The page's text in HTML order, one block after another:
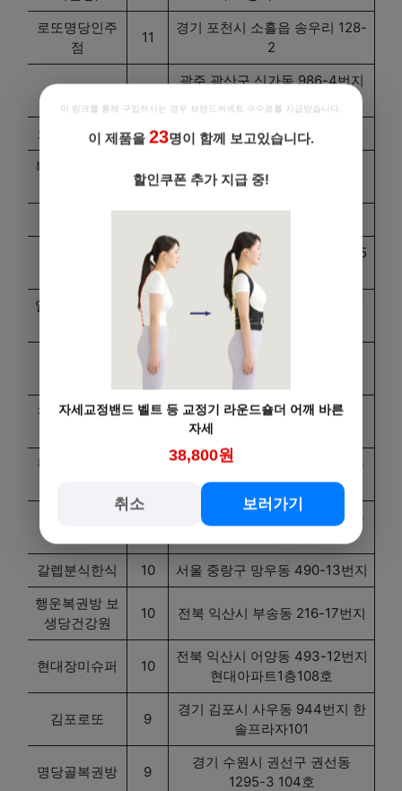
로또명당인주
점
11
경기 포천시 소흘읍 송우리 128-
2
알리바이
광주 광산구 신가동 986-4번지
오천억복권방
11
광주 서구 화정동 782-14번지
복권명당(서부
11 대구 달서구 송현동 195-2번지
11
인천 중구 항동7가 58-98번지 5
알리바이(나주
11
전남 나주시 금성동 2-2번지 알
리바이
11
충북 청주시 흥덕구 복대동
2719번지
천하명당복권
10
경기 수원시 팔달구 매산로1가
북마산복권전
경남 창원시 마산합포구 상남동
39-4번지
경북 경주시 노서동 178-12 1층
갈렙분식한식
10
서울 중랑구 망우동 490-13번지
행운복권방 보
생당건강원
10 전북 익산시 부송동 216-17번지
현대장미슈퍼 10
전북 익산시 어양동 493-12번지
현대아파트1층108호
김포로또 9
경기 김포시 사우동 944번지 한
솔프라자101
명당골복권방 9
경기 수원시 권선구 권선동
1295-3 104호
이 링크를 통해 구입하시는 경우 브랜드커넥트 수수료를 지급받습니다.
이 제품을 23명이 함께 보고있습니다.
자세교정밴드 벨트 등 교정기 라운드숄더 어깨 바른
자세
38,800원
취소 보러가기